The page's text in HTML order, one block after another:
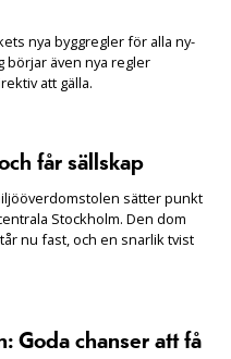
nya byggregler för alla ny-
börjar även nya regler
att gälla.
får sällskap
sätter punkt
Stockholm. Den dom
nu fast, och en snarlik tvist
Goda chanser att få